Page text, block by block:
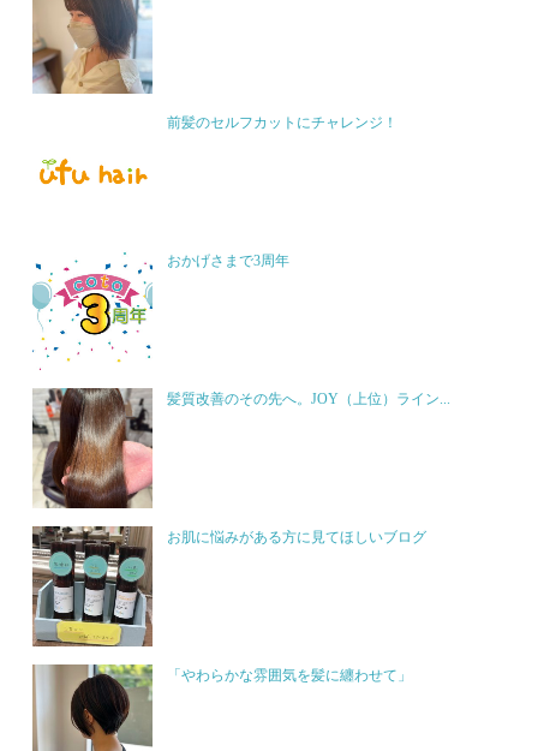
前髪のセルフカットにチャレンジ！
おかげさまで3周年
髪質改善のその先へ。JOY（上位）ライン...
お肌に悩みがある方に見てほしいブログ
「やわらかな雰囲気を髪に纏わせて」